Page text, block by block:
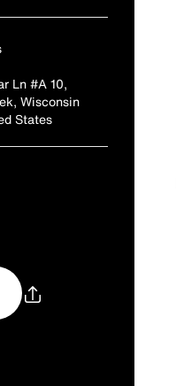
Ln #A 10,
Wisconsin
States